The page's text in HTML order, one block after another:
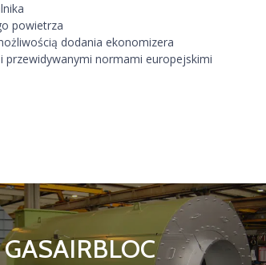
powietrza
dodania ekonomizera
przewidywanymi normami europejskimi
GASAIRBLOC